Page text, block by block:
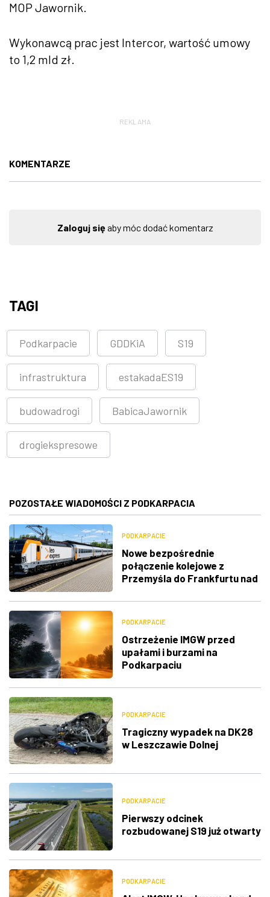
MOP Jawornik.
Wykonawcą prac jest Intercor, wartość umowy
to 1,2 mld zł.
REKLAMA
KOMENTARZE
Zaloguj sięaby móc dodać komentarz
TAGI
Podkarpacie GDDKiA S19
infrastruktura estakadaES19
budowadrogi BabicaJawornik
drogiekspresowe
POZOSTAŁE WIADOMOŚCI Z PODKARPACIA
PODKARPACIE
Nowe bezpośrednie
połączenie kolejowe z
Przemyśla do Frankfurtu nad
PODKARPACIE
Ostrzeżenie IMGW przed
upałami i burzami na
Podkarpaciu
PODKARPACIE
Tragiczny wypadek na DK28
w Leszczawie Dolnej
PODKARPACIE
Pierwszy odcinek
rozbudowanej S19 już otwarty
PODKARPACIE